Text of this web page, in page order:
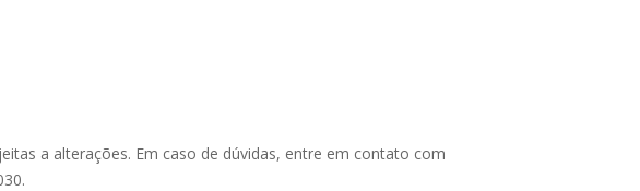
a alterações. Em caso de dúvidas, entre em contato com